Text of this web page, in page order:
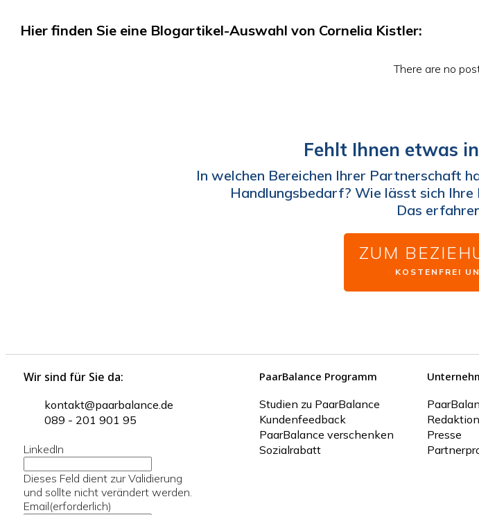
Hier finden Sie eine Blogartikel-Auswahl von Cornelia Kistler:
Fehlt Ihnen etwas
In welchen Bereichen Ihrer Partnerschaft
Handlungsbedarf? Wie lässt sich
Das
ZUM
KOSTENFREI
Wir sind für Sie da:
kontakt@paarbalance.de
089 - 201 901 95
LinkedIn
Dieses Feld dient zur Validierung
und sollte nicht verändert werden.
Email(erforderlich)
PaarBalance Programm
Studien zu PaarBalance
Kundenfeedback
PaarBalance verschenken
Sozialrabatt
Presse